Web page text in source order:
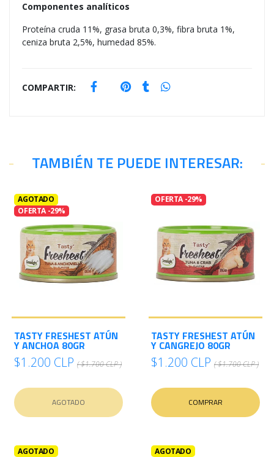
Componentes analíticos
Proteína cruda 11%, grasa bruta 0,3%, fibra bruta 1%,
ceniza bruta 2,5%, humedad 85%.
COMPARTIR:
TAMBIÉN TE PUEDE INTERESAR:
AGOTADO
OFERTA -29%
TASTY FRESHEST ATÚN
Y ANCHOA 80GR
$1.200 CLP ( $1.700 CLP )
AGOTADO
OFERTA -29%
TASTY FRESHEST ATÚN
Y CANGREJO 80GR
$1.200 CLP ( $1.700 CLP )
COMPRAR
AGOTADO
AGOTADO